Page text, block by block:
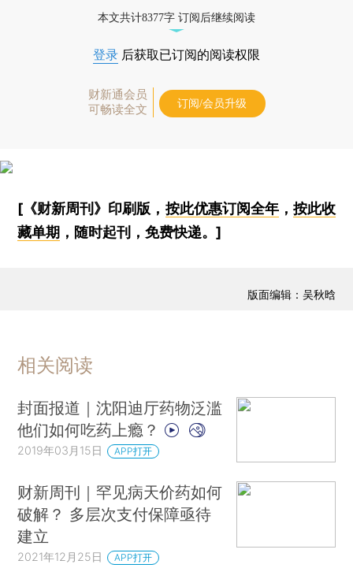
本文共计8377字 订阅后继续阅读
登录 后获取已订阅的阅读权限
财新通会员
可畅读全文
订阅/会员升级
[《财新周刊》印刷版， 按此优惠订阅全年， 按此收
藏单期 ，随时起刊，免费快递。]
版面编辑：吴秋晗
相关阅读
封面报道｜沈阳迪厅药物泛滥
他们如何吃药上瘾？
2019年03月15日 APP打开
财新周刊｜罕见病天价药如何
破解？ 多层次支付保障亟待
建立
2021年12月25日 APP打开